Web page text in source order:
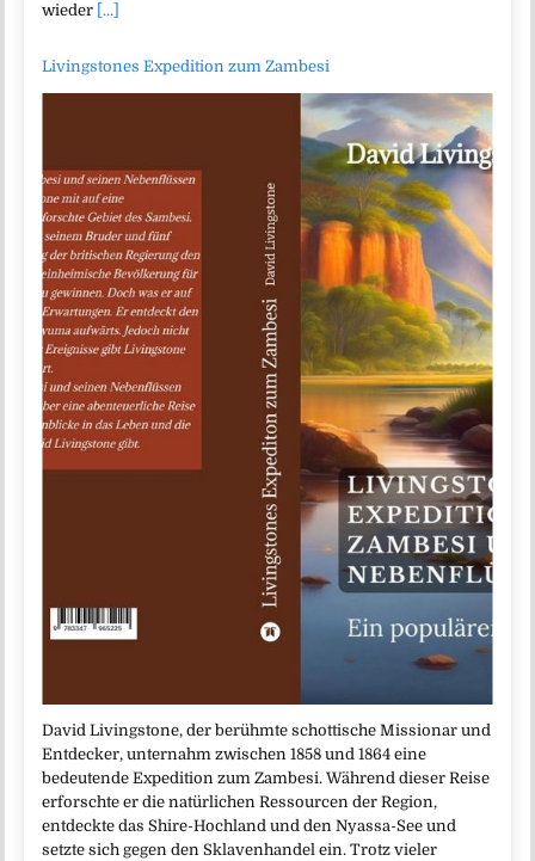
wieder [...]
Livingstones Expedition zum Zambesi
David Livingstone, der berühmte schottische Missionar und
Entdecker, unternahm zwischen 1858 und 1864 eine
bedeutende Expedition zum Zambesi. Während dieser Reise
erforschte er die natürlichen Ressourcen der Region,
entdeckte das Shire-Hochland und den Nyassa-See und
setzte sich gegen den Sklavenhandel ein. Trotz vieler